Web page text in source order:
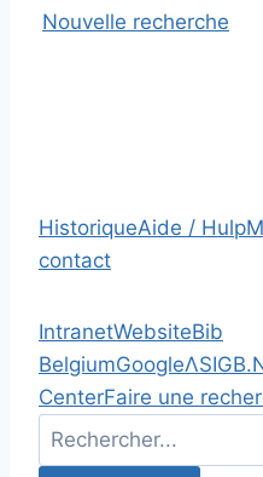
Nouvelle recherche
HistoriqueAide / Hulp
contact
IntranetWebsiteBib
BelgiumGoogleΛ
CenterFaire une